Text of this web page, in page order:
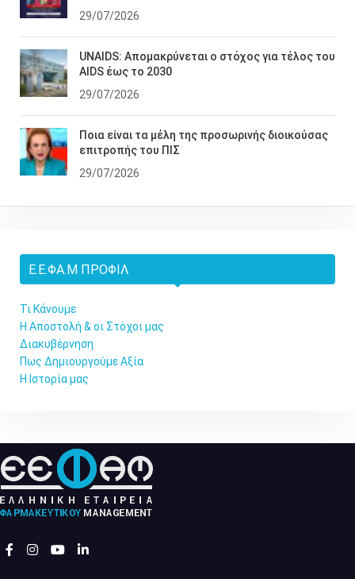
29/07/2026
UNAIDS: Απομακρύνεται ο στόχος για τέλος του
AIDS έως το 2030
29/07/2026
Ποια είναι τα μέλη της προσωρινής διοικούσας
επιτροπής του ΠΙΣ
29/07/2026
Ε.Ε.ΦΑ.Μ ΠΡΟΦΊΛ
Τι Κάνουμε
Η Αποστολή & οι Στόχοι μας
Διακυβέρνηση
Πως Δημιουργούμε Αξία
Η Ιστορία μας